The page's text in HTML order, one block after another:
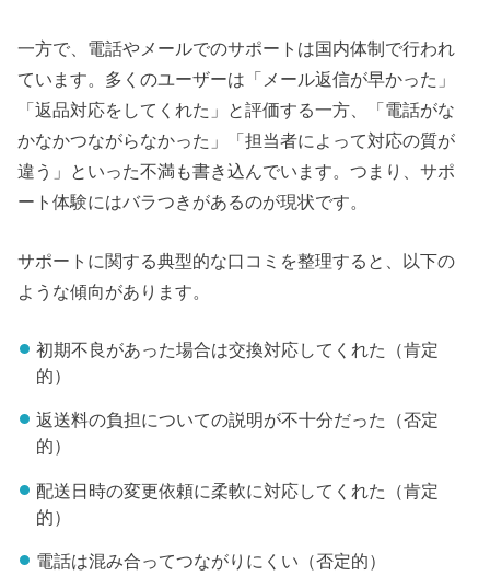
一方で、電話やメールでのサポートは国内体制で行われ
ています。多くのユーザーは「メール返信が早かった」
「返品対応をしてくれた」と評価する一方、「電話がな
かなかつながらなかった」「担当者によって対応の質が
違う」といった不満も書き込んでいます。つまり、サポ
ート体験にはバラつきがあるのが現状です。
サポートに関する典型的な口コミを整理すると、以下の
ような傾向があります。
初期不良があった場合は交換対応してくれた（肯定
的）
返送料の負担についての説明が不十分だった（否定
的）
配送日時の変更依頼に柔軟に対応してくれた（肯定
的）
電話は混み合ってつながりにくい（否定的）